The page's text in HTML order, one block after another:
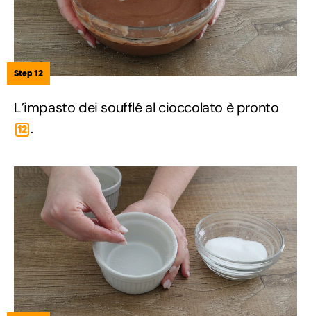
Step 12
L’impasto dei soufflé al cioccolato è pronto
12 .